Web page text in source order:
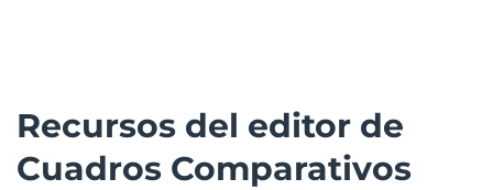
Recursos del editor de
Cuadros Comparativos